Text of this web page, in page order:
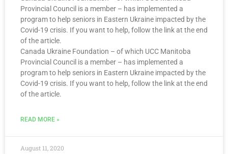
Provincial Council is a member – has implemented a
program to help seniors in Eastern Ukraine impacted by the
Covid-19 crisis. If you want to help, follow the link at the end
of the article.
Canada Ukraine Foundation – of which UCC Manitoba
Provincial Council is a member – has implemented a
program to help seniors in Eastern Ukraine impacted by the
Covid-19 crisis. If you want to help, follow the link at the end
of the article.
READ MORE »
August 11, 2020